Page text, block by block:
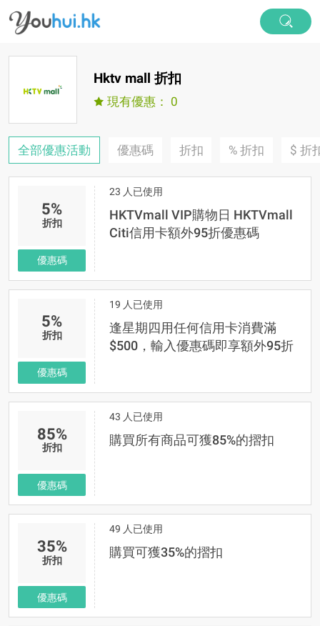
Hktv mall 折扣
現有優惠： 0
全部優惠活動 優惠碼 折扣 % 折扣 $ 折
5%
折扣
優惠碼
23 人已使用
HKTVmall VIP購物日 HKTVmall
Citi信用卡額外95折優惠碼
5%
折扣
優惠碼
19 人已使用
逢星期四用任何信用卡消費滿
$500，輸入優惠碼即享額外95折
85%
折扣
優惠碼
43 人已使用
購買所有商品可獲85%的摺扣
35%
折扣
優惠碼
49 人已使用
購買可獲35%的摺扣